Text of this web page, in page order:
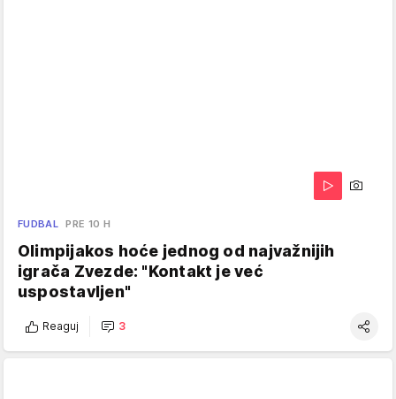
FUDBAL PRE 10 H
Olimpijakos hoće jednog od najvažnijih
igrača Zvezde: "Kontakt je već
uspostavljen"
Reaguj 3